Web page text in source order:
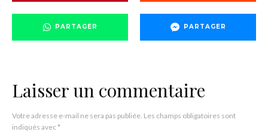
PARTAGER PARTAGER
Laisser un commentaire
Votre adresse e-mail ne sera pas publiée. Les champs obligatoires sont
indiqués avec*